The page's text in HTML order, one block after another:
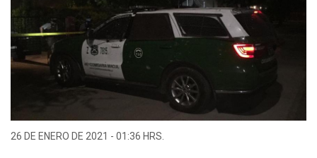
26 DE ENERO DE 2021 - 01:36 HRS.